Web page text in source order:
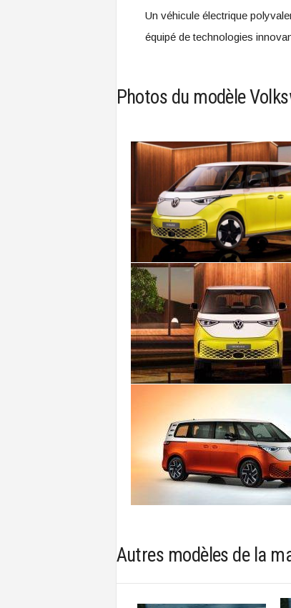
Un véhicule électrique
équipé de technologies
Photos du modèle
Autres modèles de la